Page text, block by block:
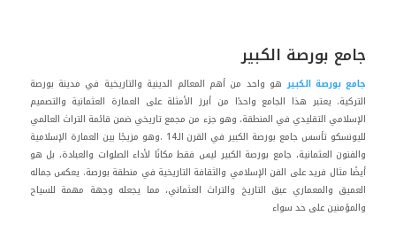
جامع بورصة الكبير
جامع بورصة الكبيرهو واحد من أهم المعالم الدينية والتاريخية في مدينة بورصة
التركية. يعتبر هذا الجامع واحدًا من أبرز الأمثلة على العمارة العثمانية والتصميم
الإسلامي التقليدي في المنطقة، وهو جزء من مجمع تاريخي ضمن قائمة التراث العالمي
لليونسكو تأسس جامع بورصة الكبير في القرن الـ14 .وهو مزيجًا بين العمارة الإسلامية
والفنون العثمانية، جامع بورصة الكبير ليس فقط مكانًا لأداء الصلوات والعبادة، بل هو
أيضًا مثال فريد على الفن الإسلامي والثقافة التاريخية في منطقة بورصة. يعكس جماله
العميق والمعماري عبق التاريخ والتراث العثماني، مما يجعله وجهة مهمة للسياح
والمؤمنين على حد سواء